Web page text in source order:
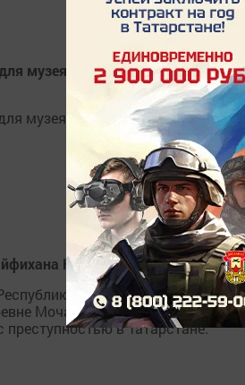
музея бывшего прокурора
музея бывшего прокурора
Нафиева в
Татарстан,
Мочалей Дрожжановского
в Татарстане.